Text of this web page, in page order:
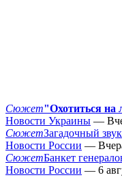
Сюжет"Охотиться на
Новости Украины —
СюжетЗагадочный
Новости России —
СюжетБанкет
Новости России — 6